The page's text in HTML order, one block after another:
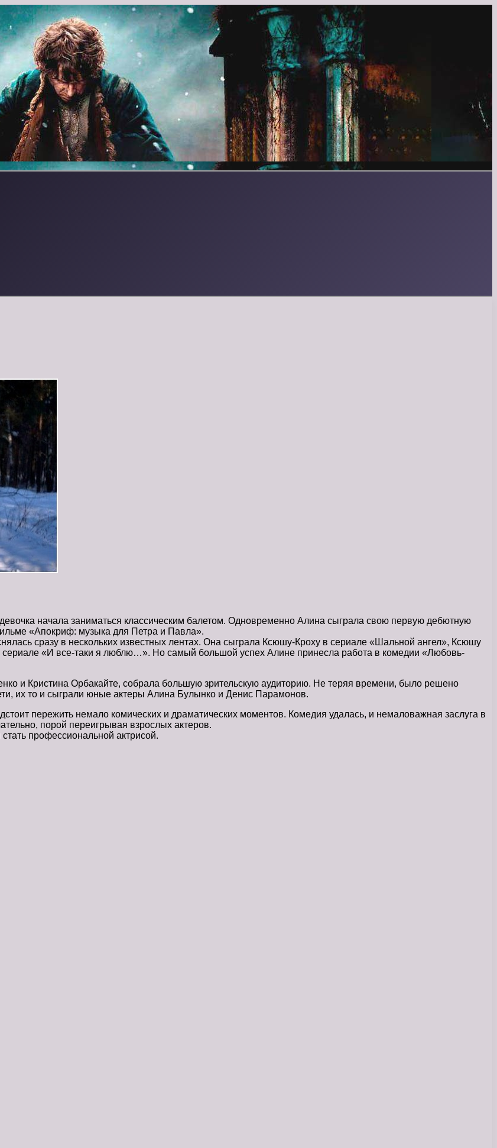
начала заниматься классическим балетом. Одновременно Алина сыграла свою первую дебютную
«Апокриф: музыка для Петра и Павла».
сразу в нескольких известных лентах. Она сыграла Ксюшу-Кроху в сериале «Шальной ангел», Ксюшу
«И все-таки я люблю…». Но самый большой успех Алине принесла работа в комедии «Любовь-
и Кристина Орбакайте, собрала большую зрительскую аудиторию. Не теряя времени, было решено
их то и сыграли юные актеры Алина Булынко и Денис Парамонов.
пережить немало комических и драматических моментов. Комедия удалась, и немаловажная заслуга в
порой переигрывая взрослых актеров.
профессиональной актрисой.